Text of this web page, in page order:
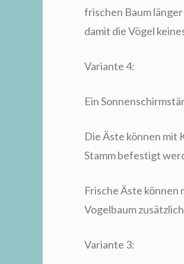
frischen Baum
damit die Vögel
Variante 4:
Ein
Die Äste können mit
Stamm befestigt
Frische Äste können
Vogelbaum
Variante 3: